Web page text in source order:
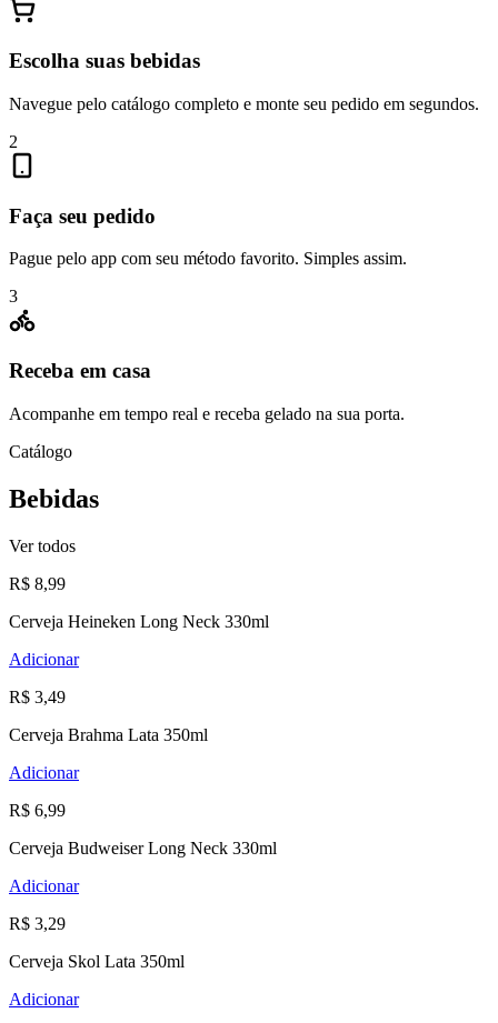
Escolha suas bebidas
Navegue pelo catálogo completo e monte seu pedido em segundos.
2
Faça seu pedido
Pague pelo app com seu método favorito. Simples assim.
3
Receba em casa
Acompanhe em tempo real e receba gelado na sua porta.
Catálogo
Bebidas
Ver todos
R$ 8,99
Cerveja Heineken Long Neck 330ml
Adicionar
R$ 3,49
Cerveja Brahma Lata 350ml
Adicionar
R$ 6,99
Cerveja Budweiser Long Neck 330ml
Adicionar
R$ 3,29
Cerveja Skol Lata 350ml
Adicionar